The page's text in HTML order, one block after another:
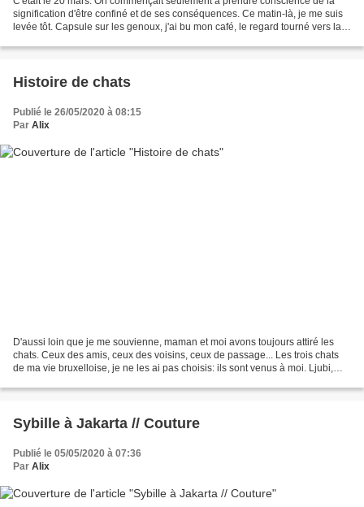
signification d'être confiné et de ses conséquences. Ce matin-là, je me suis
levée tôt. Capsule sur les genoux, j'ai bu mon café, le regard tourné vers la
Histoire de chats
Publié le 26/05/2020 à 08:15
Par Alix
D'aussi loin que je me souvienne, maman et moi avons toujours attiré les
chats. Ceux des amis, ceux des voisins, ceux de passage... Les trois chats
de ma vie bruxelloise, je ne les ai pas choisis: ils sont venus à moi. Ljubi,
Sybille à Jakarta // Couture
Publié le 05/05/2020 à 07:36
Par Alix